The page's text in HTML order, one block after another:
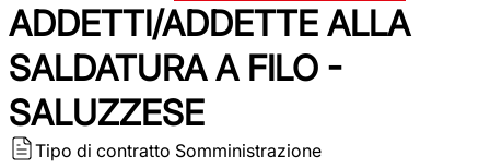
ADDETTI/ADDETTE ALLA
SALDATURA A FILO -
SALUZZESE
Tipo di contratto Somministrazione